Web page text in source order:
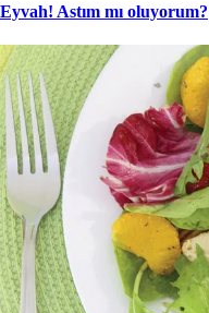
Eyvah! Astım mı oluyorum?